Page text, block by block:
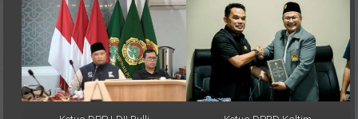
Ketua DPP LDII Rulli
Ketua DPRD Kaltim